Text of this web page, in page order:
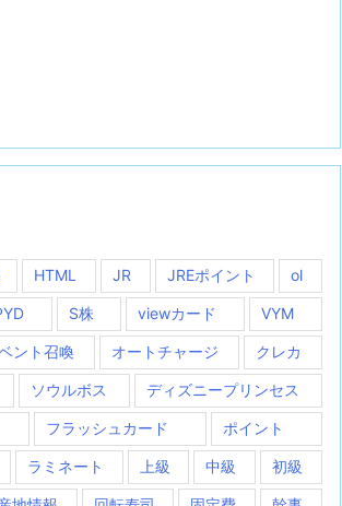
HTML JR JREポイント ol
S株 viewカード VYM
ント召喚 オートチャージ クレカ
ソウルボス ディズニープリンセス
フラッシュカード ポイント
ラミネート 上級 中級 初級